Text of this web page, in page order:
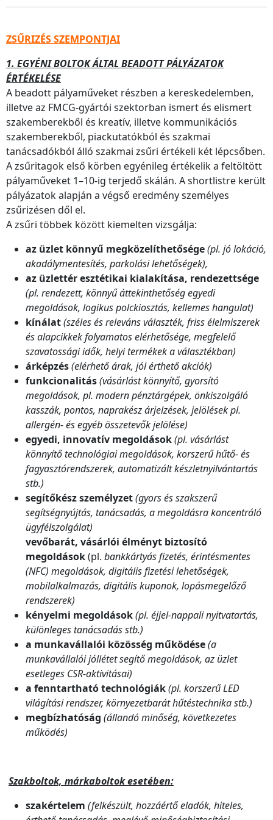
ZSŰRIZÉS SZEMPONTJAI
1. EGYÉNI BOLTOK ÁLTAL BEADOTT PÁLYÁZATOK
ÉRTÉKELÉSE
A beadott pályaműveket részben a kereskedelemben,
illetve az FMCG-gyártói szektorban ismert és elismert
szakemberekből és kreatív, illetve kommunikációs
szakemberekből, piackutatókból és szakmai
tanácsadókból álló szakmai zsűri értékeli két lépcsőben.
A zsűritagok első körben egyénileg értékelik a feltöltött
pályaműveket 1–10-ig terjedő skálán. A shortlistre került
pályázatok alapján a végső eredmény személyes
zsűrizésen dől el.
A zsűri többek között kiemelten vizsgálja:
az üzlet könnyű megközelíthetősége(pl. jó lokáció,
akadálymentesítés, parkolási lehetőségek),
az üzlettér esztétikai kialakítása, rendezettsége
(pl. rendezett, könnyű áttekinthetőség egyedi
megoldások, logikus polckiosztás, kellemes hangulat)
kínálat(széles és releváns választék, friss élelmiszerek
és alapcikkek folyamatos elérhetősége, megfelelő
szavatossági idők, helyi termékek a választékban)
árképzés(elérhető árak, jól érthető akciók)
funkcionalitás(vásárlást könnyítő, gyorsító
megoldások, pl. modern pénztárgépek, önkiszolgáló
kasszák, pontos, naprakész árjelzések, jelölések pl.
allergén- és egyéb összetevők jelölése)
egyedi, innovatív megoldások(pl. vásárlást
könnyítő technológiai megoldások, korszerű hűtő- és
fagyasztórendszerek, automatizált készletnyilvántartás
stb.)
segítőkész személyzet(gyors és szakszerű
segítségnyújtás, tanácsadás, a megoldásra koncentráló
ügyfélszolgálat)
vevőbarát, vásárlói élményt biztosító
megoldások(pl. bankkártyás fizetés, érintésmentes
(NFC) megoldások, digitális fizetési lehetőségek,
mobilalkalmazás, digitális kuponok, lopásmegelőző
rendszerek)
kényelmi megoldások(pl. éjjel-nappali nyitvatartás,
különleges tanácsadás stb.)
a munkavállalói közösség működése(a
munkavállalói jóllétet segítő megoldások, az üzlet
esetleges CSR-aktivitásai)
a fenntartható technológiák(pl. korszerű LED
világítási rendszer, környezetbarát hűtéstechnika stb.)
megbízhatóság (állandó minőség, következetes
működés)
Szakboltok, márkaboltok esetében:
szakértelem (felkészült, hozzáértő eladók, hiteles,